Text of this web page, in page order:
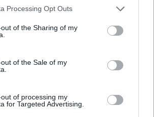
website/app uses one or more Google
visit or usage behaviour. You may click to
to Google and its third-party tags to
specified purposes in below Google
Processing Opt Outs
of the Sharing of my
of the Sale of my
of processing my
for Targeted Advertising.
Από την Περούτζια του 2000
στο σήμερα: Tο τρίτο
ευρωπαϊκό ραντεβού του
Παναθηναϊκού με την
08/03/2026
Αναγνώριση και σεβασμός